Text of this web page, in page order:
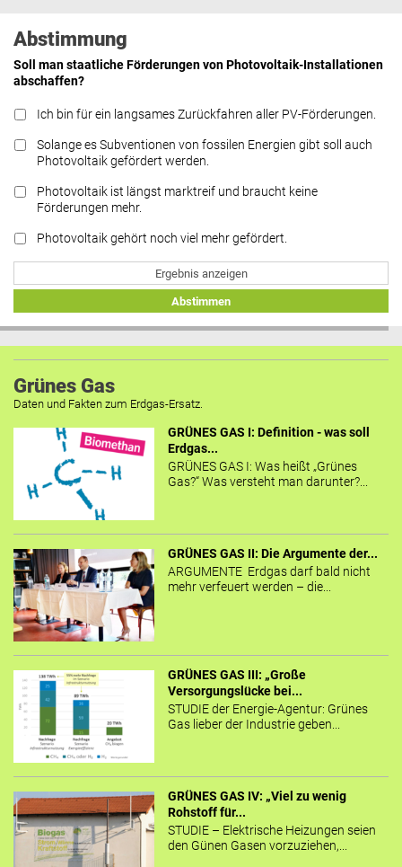
Abstimmung
Soll man staatliche Förderungen von Photovoltaik-Installationen
abschaffen?
Ich bin für ein langsames Zurückfahren aller PV-Förderungen.
Solange es Subventionen von fossilen Energien gibt soll auch
Photovoltaik gefördert werden.
Photovoltaik ist längst marktreif und braucht keine
Förderungen mehr.
Photovoltaik gehört noch viel mehr gefördert.
Ergebnis anzeigen
Abstimmen
Grünes Gas
Daten und Fakten zum Erdgas-Ersatz.
GRÜNES GAS I: Definition - was soll
Erdgas...
GRÜNES GAS I: Was heißt „Grünes
Gas?“ Was versteht man darunter?...
GRÜNES GAS II: Die Argumente der...
ARGUMENTE Erdgas darf bald nicht
mehr verfeuert werden – die...
GRÜNES GAS III: „Große
Versorgungslücke bei...
STUDIE der Energie-Agentur: Grünes
Gas lieber der Industrie geben...
GRÜNES GAS IV: „Viel zu wenig
Rohstoff für...
STUDIE – Elektrische Heizungen seien
den Günen Gasen vorzuziehen,...